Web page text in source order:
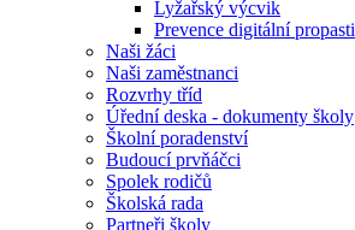
Lyžařský výcvik
Prevence digitální propasti
Naši žáci
Naši zaměstnanci
Rozvrhy tříd
Úřední deska - dokumenty školy
Školní poradenství
Budoucí prvňáčci
Spolek rodičů
Školská rada
Partneři školy